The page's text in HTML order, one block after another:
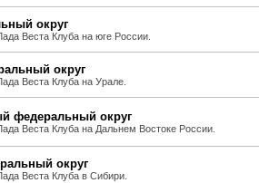
округ
Веста Клуба на юге России.
округ
Веста Клуба на Урале.
федеральный округ
Веста Клуба на Дальнем Востоке России.
округ
Веста Клуба в Сибири.